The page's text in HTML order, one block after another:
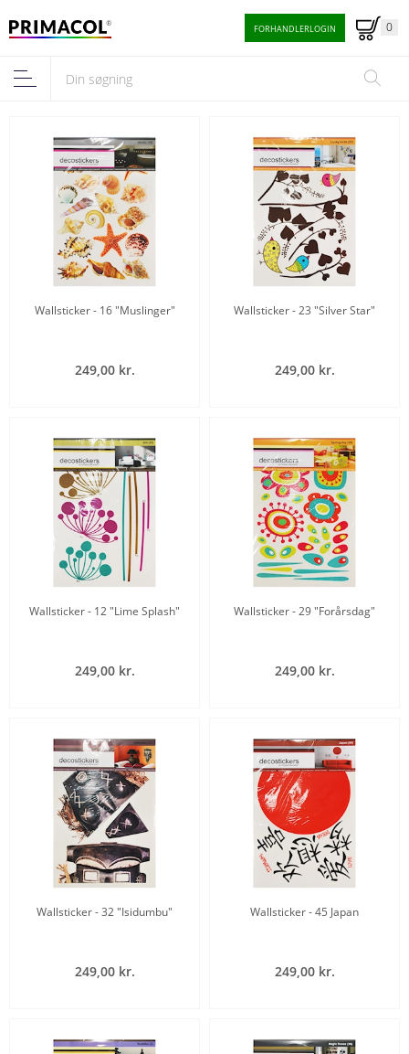
FORHANDLERLOGIN 0
Wallsticker - 16 "Muslinger"
249,00 kr.
Wallsticker - 23 "Silver Star"
249,00 kr.
Wallsticker - 12 "Lime Splash"
249,00 kr.
Wallsticker - 29 "Forårsdag"
249,00 kr.
Wallsticker - 32 "Isidumbu"
249,00 kr.
Wallsticker - 45 Japan
249,00 kr.